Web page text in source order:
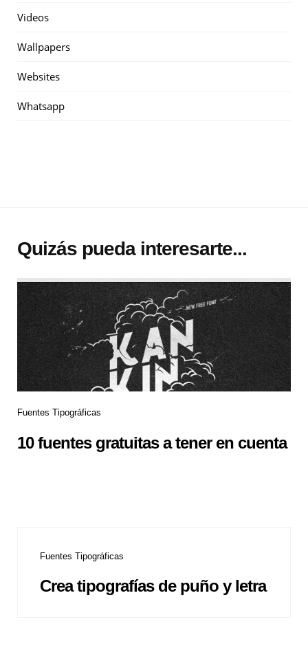
Videos
Wallpapers
Websites
Whatsapp
Quizás pueda interesarte...
Fuentes Tipográficas
10 fuentes gratuitas a tener en cuenta
Fuentes Tipográficas
Crea tipografías de puño y letra